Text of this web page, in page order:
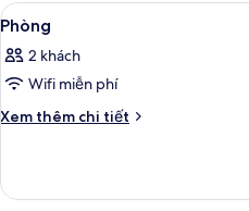
Xem
tất
cả
ảnh
Phòng
4
Phòng
2 khách
Wifi miễn phí
Xem thêm chi tiết
Chi
Phòng